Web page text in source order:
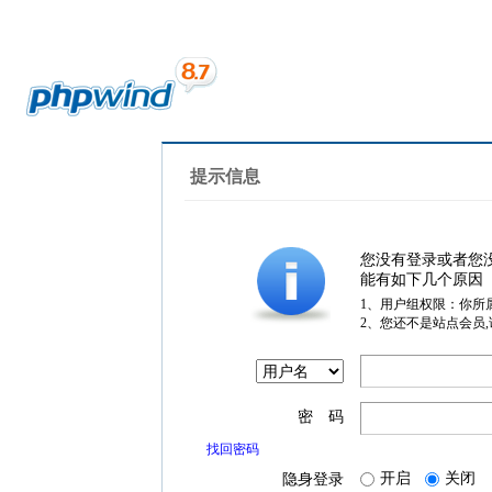
提示信息
您没有登录或者您
能有如下几个原因
1、用户组权限：你所
2、您还不是站点会员
密 码
找回密码
隐身登录 开启 关闭